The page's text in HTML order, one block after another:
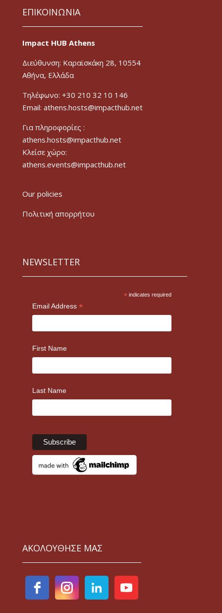
ΕΠΙΚΟΙΝΩΝΙΑ
Impact HUB Athens
Διεύθυνση: Καραϊσκάκη 28, 10554
Αθήνα, Ελλάδα
Τηλέφωνο: +30 210 32 10 146
Email: athens.hosts@impacthub.net
Για πληροφορίες :
athens.hosts@impacthub.net
Κλείσε χώρο:
athens.events@impacthub.net
Our policies
Πολιτική απορρήτου
NEWSLETTER
* indicates required
Email Address *
First Name
Last Name
ΑΚΟΛΟΥΘΗΣΕ ΜΑΣ